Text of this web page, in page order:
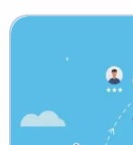
Lees
werving